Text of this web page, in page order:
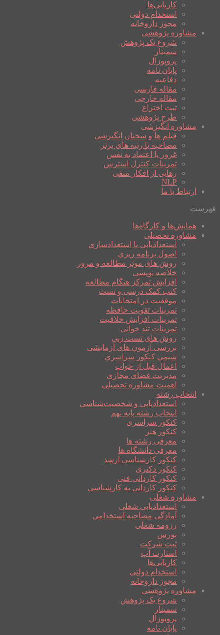
کاریابی‌ها
استخدام دولتی
مجوز داروخانه
مشاوره پژوهشی
شروع یک پژوهش
سمینار
پروپوزال
پایان نامه
دفاعیه
مقاله فارسی
مقاله خارجی
ثبت اختراع
طرح پژوهشی
مشاوره انگیزشی
فیلم ها و سخنان انگیزشی
مصاحبه با رتبه های برتر
غرور یا اعتماد به نفس
تمرینات کنترل استرس
رهایی از افکار منفی
NLP
ارتباط با ما
فهرست
همایش‌ها و کارگاه‌ها
مشاوره تحصیلی
استعدادیابی یا استعدادسازی
اصول برنامه ریزی
روش های موثر مطالعه و مرور
خلاصه نویسی
افزایش تمرکز هنگام مطالعه
کتب کمک درسی و تست
موفقیت در امتحانات
تمرینات تقویت حافظه
تمرینات افزایش خلاقیت
تمرینات تند خوانی
روش های تست زنی
بررسی آزمون های آزمایشی
شیمی کنکور سراسری
اعمال قبل از خواب
مدیریت فضای مجازی
اهمیت مشاوره تحصیلی
انتخاب رشته
استعدادیابی و شخصیت‌شناسی
انتخاب رشته پایه نهم
کنکور سراسری
کنکور هنر
معرفی رشته ها
معرفی دانشگاه ها
کنکور کارشناسی ارشد
کنکور دکتری
کنکور کاردانی فنی
کنکور کاردانی به کارشناسی
مشاوره شغلی
استعدادیابی شغلی
آمادگی مصاحبه استخدامی
رزومه شغلی
بورس
ثبت شرکت
استارت آپ
کاریابی‌ها
استخدام دولتی
مجوز داروخانه
مشاوره پژوهشی
شروع یک پژوهش
سمینار
پروپوزال
پایان نامه